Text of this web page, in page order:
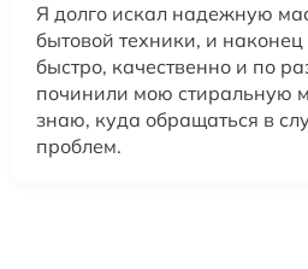
Я долго искал надежную
бытовой техники, и
быстро, качественно и по
починили мою стиральную
знаю, куда обращаться в
проблем.